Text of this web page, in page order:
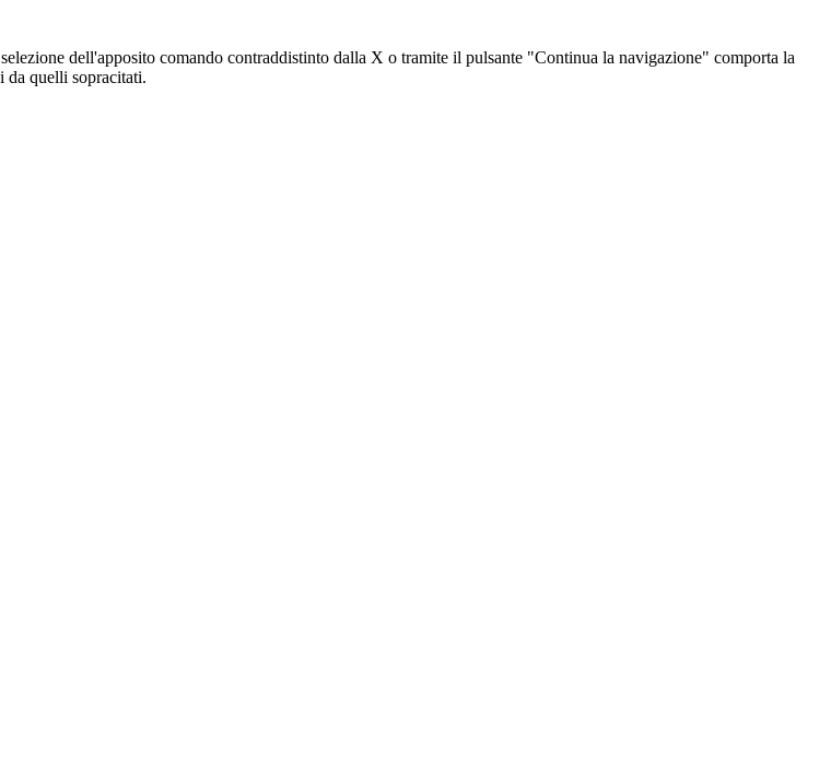
dell'apposito comando contraddistinto dalla X o tramite il pulsante "Continua la navigazione" comporta la
da quelli sopracitati.